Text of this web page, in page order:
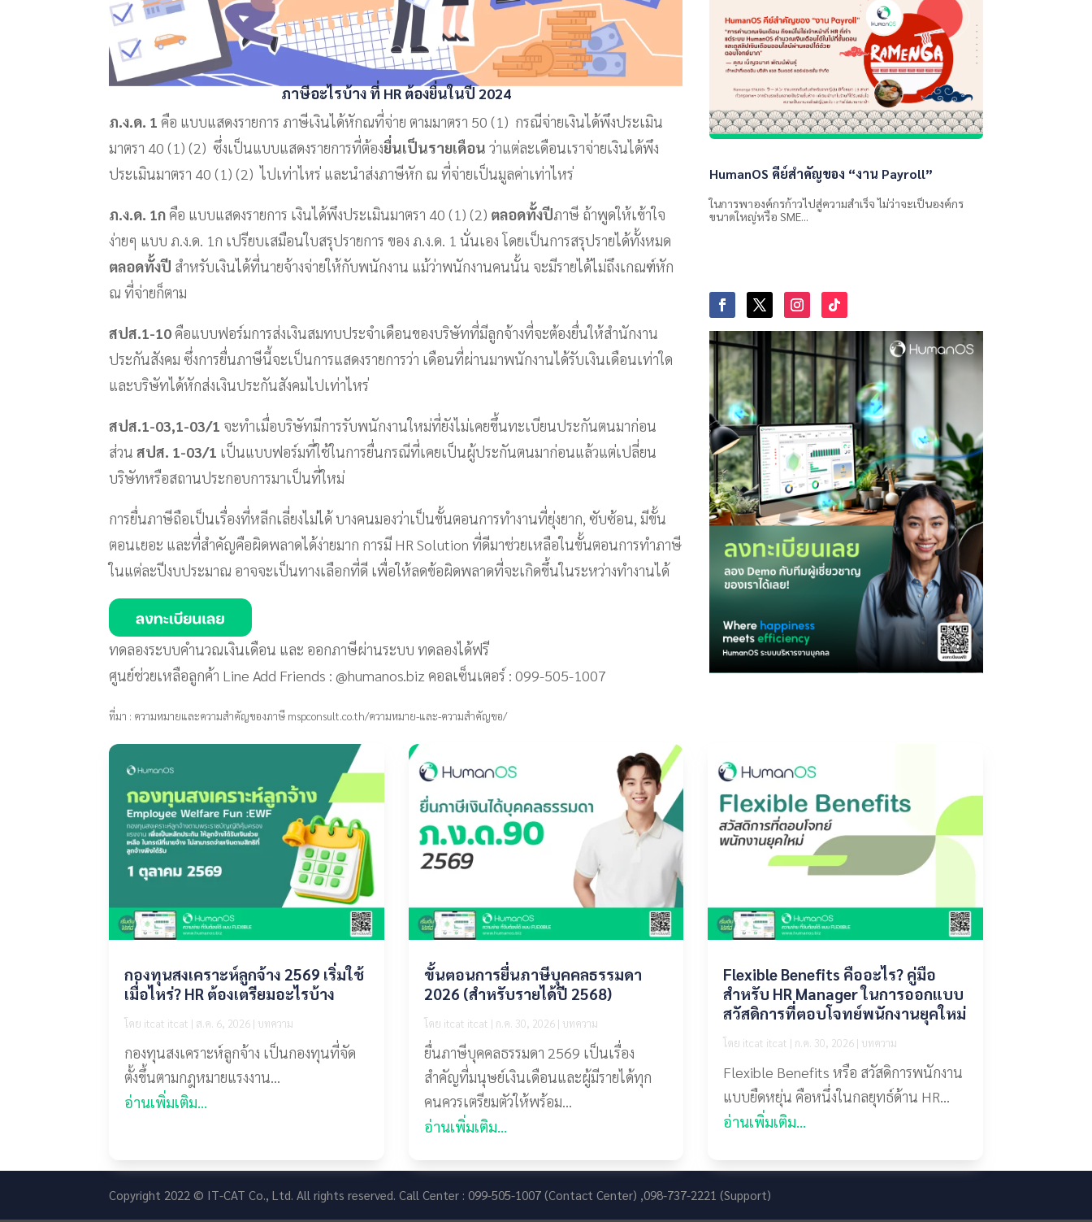
ภาษีอะไรบ้าง ที่ HR ต้องยื่นในปี 2024
ภ.ง.ด. 1คือ แบบแสดงรายการ ภาษีเงินได้หักณที่จ่าย ตามมาตรา 50 (1) กรณีจ่ายเงินได้พึงประเมิน
มาตรา 40 (1) (2) ซึ่งเป็นแบบแสดงรายการที่ต้องยื่นเป็นรายเดือน ว่าแต่ละเดือนเราจ่ายเงินได้พึง
ประเมินมาตรา 40 (1) (2) ไปเท่าไหร่ และนำส่งภาษีหัก ณ ที่จ่ายเป็นมูลค่าเท่าไหร่
ภ.ง.ด. 1กคือ แบบแสดงรายการ เงินได้พึงประเมินมาตรา 40 (1) (2) ตลอดทั้งปีภาษี ถ้าพูดให้เข้าใจ
ง่ายๆ แบบ ภ.ง.ด. 1ก เปรียบเสมือนใบสรุปรายการ ของ ภ.ง.ด. 1 นั่นเอง โดยเป็นการสรุปรายได้ทั้งหมด
ตลอดทั้งปี สำหรับเงินได้ที่นายจ้างจ่ายให้กับพนักงาน แม้ว่าพนักงานคนนั้น จะมีรายได้ไม่ถึงเกณฑ์หัก
ณ ที่จ่ายก็ตาม
สปส.1-10คือแบบฟอร์มการส่งเงินสมทบประจำเดือนของบริษัทที่มีลูกจ้างที่จะต้องยื่นให้สำนักงาน
ประกันสังคม ซึ่งการยื่นภาษีนี้จะเป็นการแสดงรายการว่า เดือนที่ผ่านมาพนักงานได้รับเงินเดือนเท่าใด
และบริษัทได้หักส่งเงินประกันสังคมไปเท่าไหร่
สปส.1-03,1-03/1 จะทำเมื่อบริษัทมีการรับพนักงานใหม่ที่ยังไม่เคยขึ้นทะเบียนประกันตนมาก่อน
ส่วนสปส. 1-03/1 เป็นแบบฟอร์มที่ใช้ในการยื่นกรณีที่เคยเป็นผู้ประกันตนมาก่อนแล้วแต่เปลี่ยน
บริษัทหรือสถานประกอบการมาเป็นที่ใหม่
การยื่นภาษีถือเป็นเรื่องที่หลีกเลี่ยงไม่ได้ บางคนมองว่าเป็นขั้นตอนการทำงานที่ยุ่งยาก, ซับซ้อน, มีขั้น
ตอนเยอะ และที่สำคัญคือผิดพลาดได้ง่ายมาก การมี HR Solution ที่ดีมาช่วยเหลือในขั้นตอนการทำภาษี
ในแต่ละปีงบประมาณ อาจจะเป็นทางเลือกที่ดี เพื่อให้ลดข้อผิดพลาดที่จะเกิดขึ้นในระหว่างทำงานได้
ทดลองระบบคำนวณเงินเดือน และ ออกภาษีผ่านระบบ ทดลองได้ฟรี
ศูนย์ช่วยเหลือลูกค้า Line Add Friends : @humanos.biz คอลเซ็นเตอร์ : 099-505-1007
ที่มา : ความหมายและความสำคัญของภาษี mspconsult.co.th/ความหมาย-และ-ความสำคัญขอ/
HumanOS คีย์สำคัญของ “งาน Payroll”
ในการพาองค์กรก้าวไปสู่ความสำเร็จ ไม่ว่าจะเป็นองค์กร
ขนาดใหญ่หรือ SME...
กองทุนสงเคราะห์ลูกจ้าง 2569 เริ่มใช้
เมื่อไหร่? HR ต้องเตรียมอะไรบ้าง
โดย itcat itcat | ส.ค. 6, 2026 | บทความ
กองทุนสงเคราะห์ลูกจ้าง เป็นกองทุนที่จัด
ตั้งขึ้นตามกฎหมายแรงงาน...
อ่านเพิ่มเติม...
ขั้นตอนการยื่นภาษีบุคคลธรรมดา
2026 (สำหรับรายได้ปี 2568)
โดย itcat itcat | ก.ค. 30, 2026| บทความ
ยื่นภาษีบุคคลธรรมดา 2569 เป็นเรื่อง
สำคัญที่มนุษย์เงินเดือนและผู้มีรายได้ทุก
คนควรเตรียมตัวให้พร้อม...
อ่านเพิ่มเติม...
Flexible Benefits คืออะไร? คู่มือ
สำหรับ HR Manager ในการออกแบบ
สวัสดิการที่ตอบโจทย์พนักงานยุคใหม่
โดย itcat itcat | ก.ค. 30, 2026 | บทความ
Flexible Benefits หรือ สวัสดิการพนักงาน
แบบยืดหยุ่น คือหนึ่งในกลยุทธ์ด้าน HR...
อ่านเพิ่มเติม...
Copyright 2022 © IT-CAT Co., Ltd. All rights reserved. Call Center : 099-505-1007 (Contact Center) ,098-737-2221 (Support)